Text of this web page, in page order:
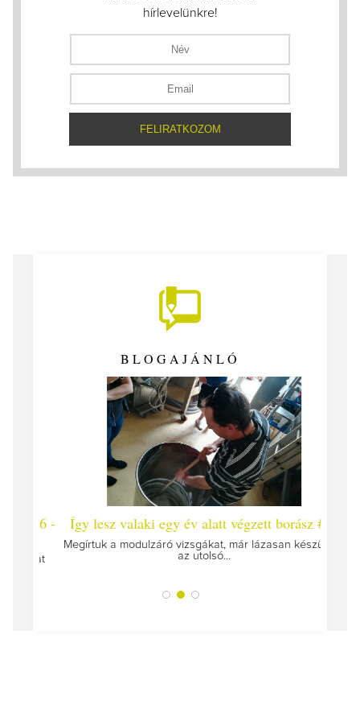
hírlevelünkre!
BLOGAJÁNLÓ
Így lesz valaki egy év alatt végzett borász #25
Megírtuk a modulzáró vizsgákat, már lázasan készülünk
az utolsó...